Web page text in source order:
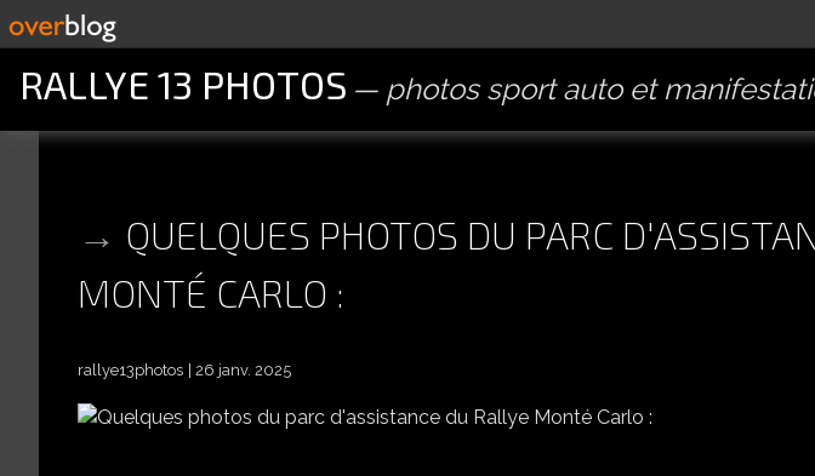
RALLYE 13 PHOTOS photos sport auto et
QUELQUES PHOTOS DU PARC
MONTÉ CARLO :
rallye13photos 26 janv. 2025